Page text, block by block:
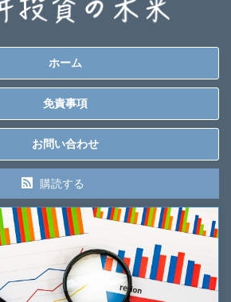
ホーム
免責事項
お問い合わせ
購読する